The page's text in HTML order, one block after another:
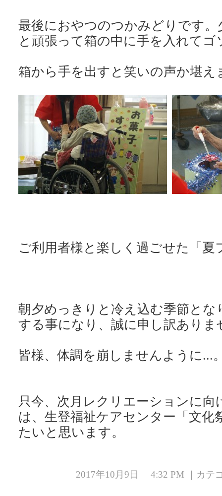
最後におやつのつかみどりです
と頑張って箱の中に手を入れてゴ
箱から手を出すと笑いの声か堪え
ご利用者様と楽しく過ごせた「夏
朝夕めっきりと冷え込む季節とな
する事になり、誠に申し訳ありま
皆様、体調を崩しませんように...
只今、次月レクリエーションに向
は、生登福祉ケアセンター「文化
たいと思います。
2017年10月9日 4:32 PM ｜カテ